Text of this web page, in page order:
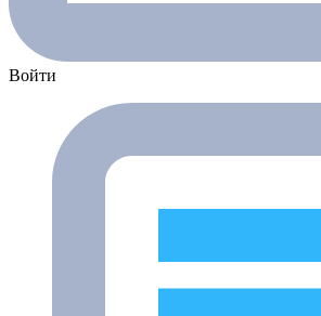
Войти